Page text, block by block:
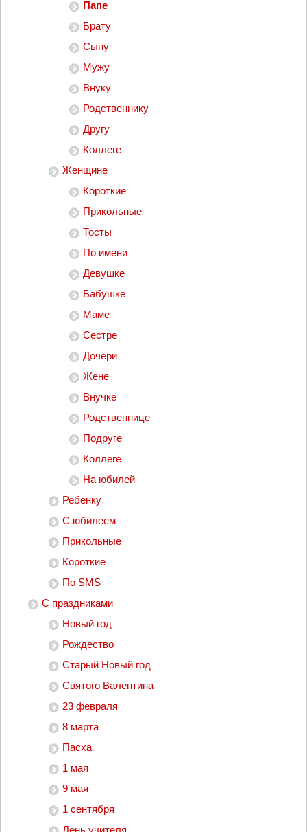
Папе
Брату
Сыну
Мужу
Внуку
Родственнику
Другу
Коллеге
Женщине
Короткие
Прикольные
Тосты
По имени
Девушке
Бабушке
Маме
Сестре
Дочери
Жене
Внучке
Родственнице
Подруге
Коллеге
На юбилей
Ребенку
С юбилеем
Прикольные
Короткие
По SMS
С праздниками
Новый год
Рождество
Старый Новый год
Святого Валентина
23 февраля
8 марта
Пасха
1 мая
9 мая
1 сентября
День учителя